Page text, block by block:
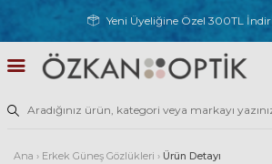
Yeni Üyeliğine Özel 300TL
Ana › Erkek Güneş Gözlükleri › Ürün Detayı